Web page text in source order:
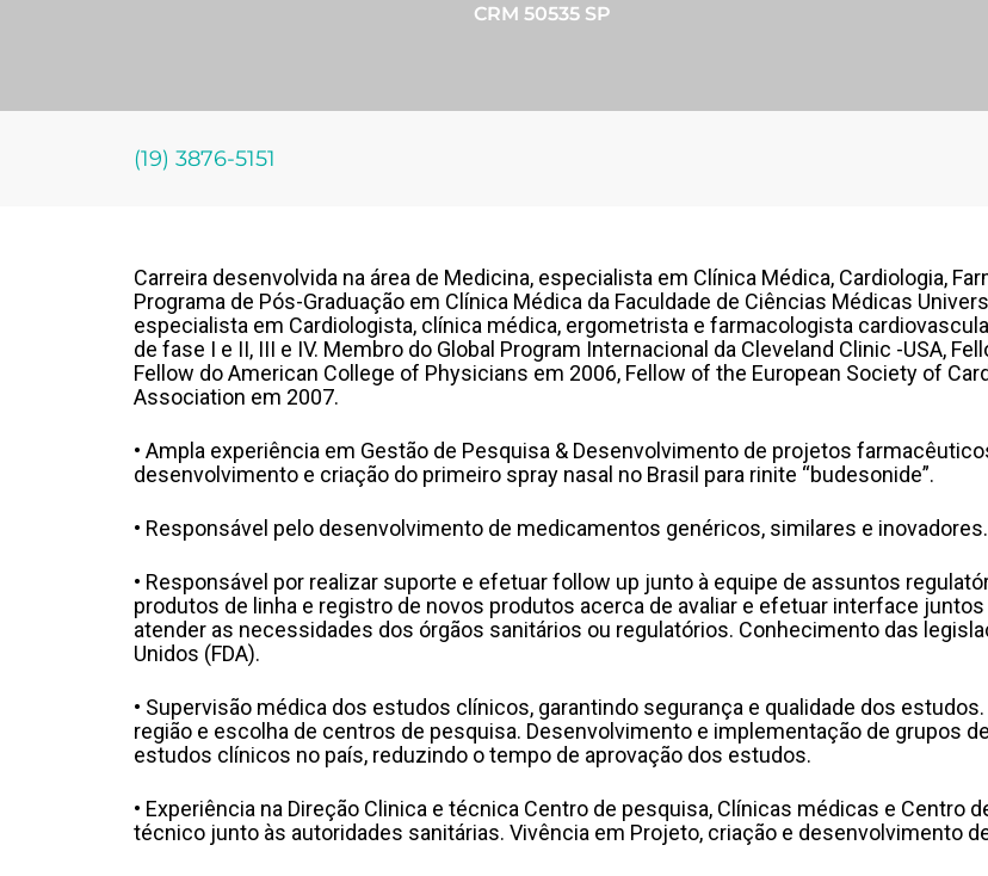
CRM 50535 SP
(19) 3876-5151
Carreira desenvolvida na área de Medicina, especialista em Clínica Médica, Cardiologia,
Programa de Pós-Graduação em Clínica Médica da Faculdade de Ciências Médicas
especialista em Cardiologista, clínica médica, ergometrista e farmacologista
de fase I e II, III e IV. Membro do Global Program Internacional da Cleveland Clinic -USA,
Fellow do American College of Physicians em 2006, Fellow of the European Society of
Association em 2007.
• Ampla experiência em Gestão de Pesquisa & Desenvolvimento de projetos
desenvolvimento e criação do primeiro spray nasal no Brasil para rinite “budesonide”.
• Responsável pelo desenvolvimento de medicamentos genéricos, similares e inovadores.
• Responsável por realizar suporte e efetuar follow up junto à equipe de assuntos
produtos de linha e registro de novos produtos acerca de avaliar e efetuar interface
atender as necessidades dos órgãos sanitários ou regulatórios. Conhecimento das
Unidos (FDA).
• Supervisão médica dos estudos clínicos, garantindo segurança e qualidade dos
região e escolha de centros de pesquisa. Desenvolvimento e implementação de grupos
estudos clínicos no país, reduzindo o tempo de aprovação dos estudos.
• Experiência na Direção Clinica e técnica Centro de pesquisa, Clínicas médicas e Centro
técnico junto às autoridades sanitárias. Vivência em Projeto, criação e desenvolvimento